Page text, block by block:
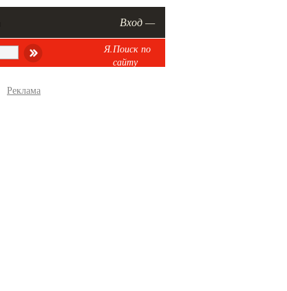
Вход —
Я.Поиск по
сайту
Реклама